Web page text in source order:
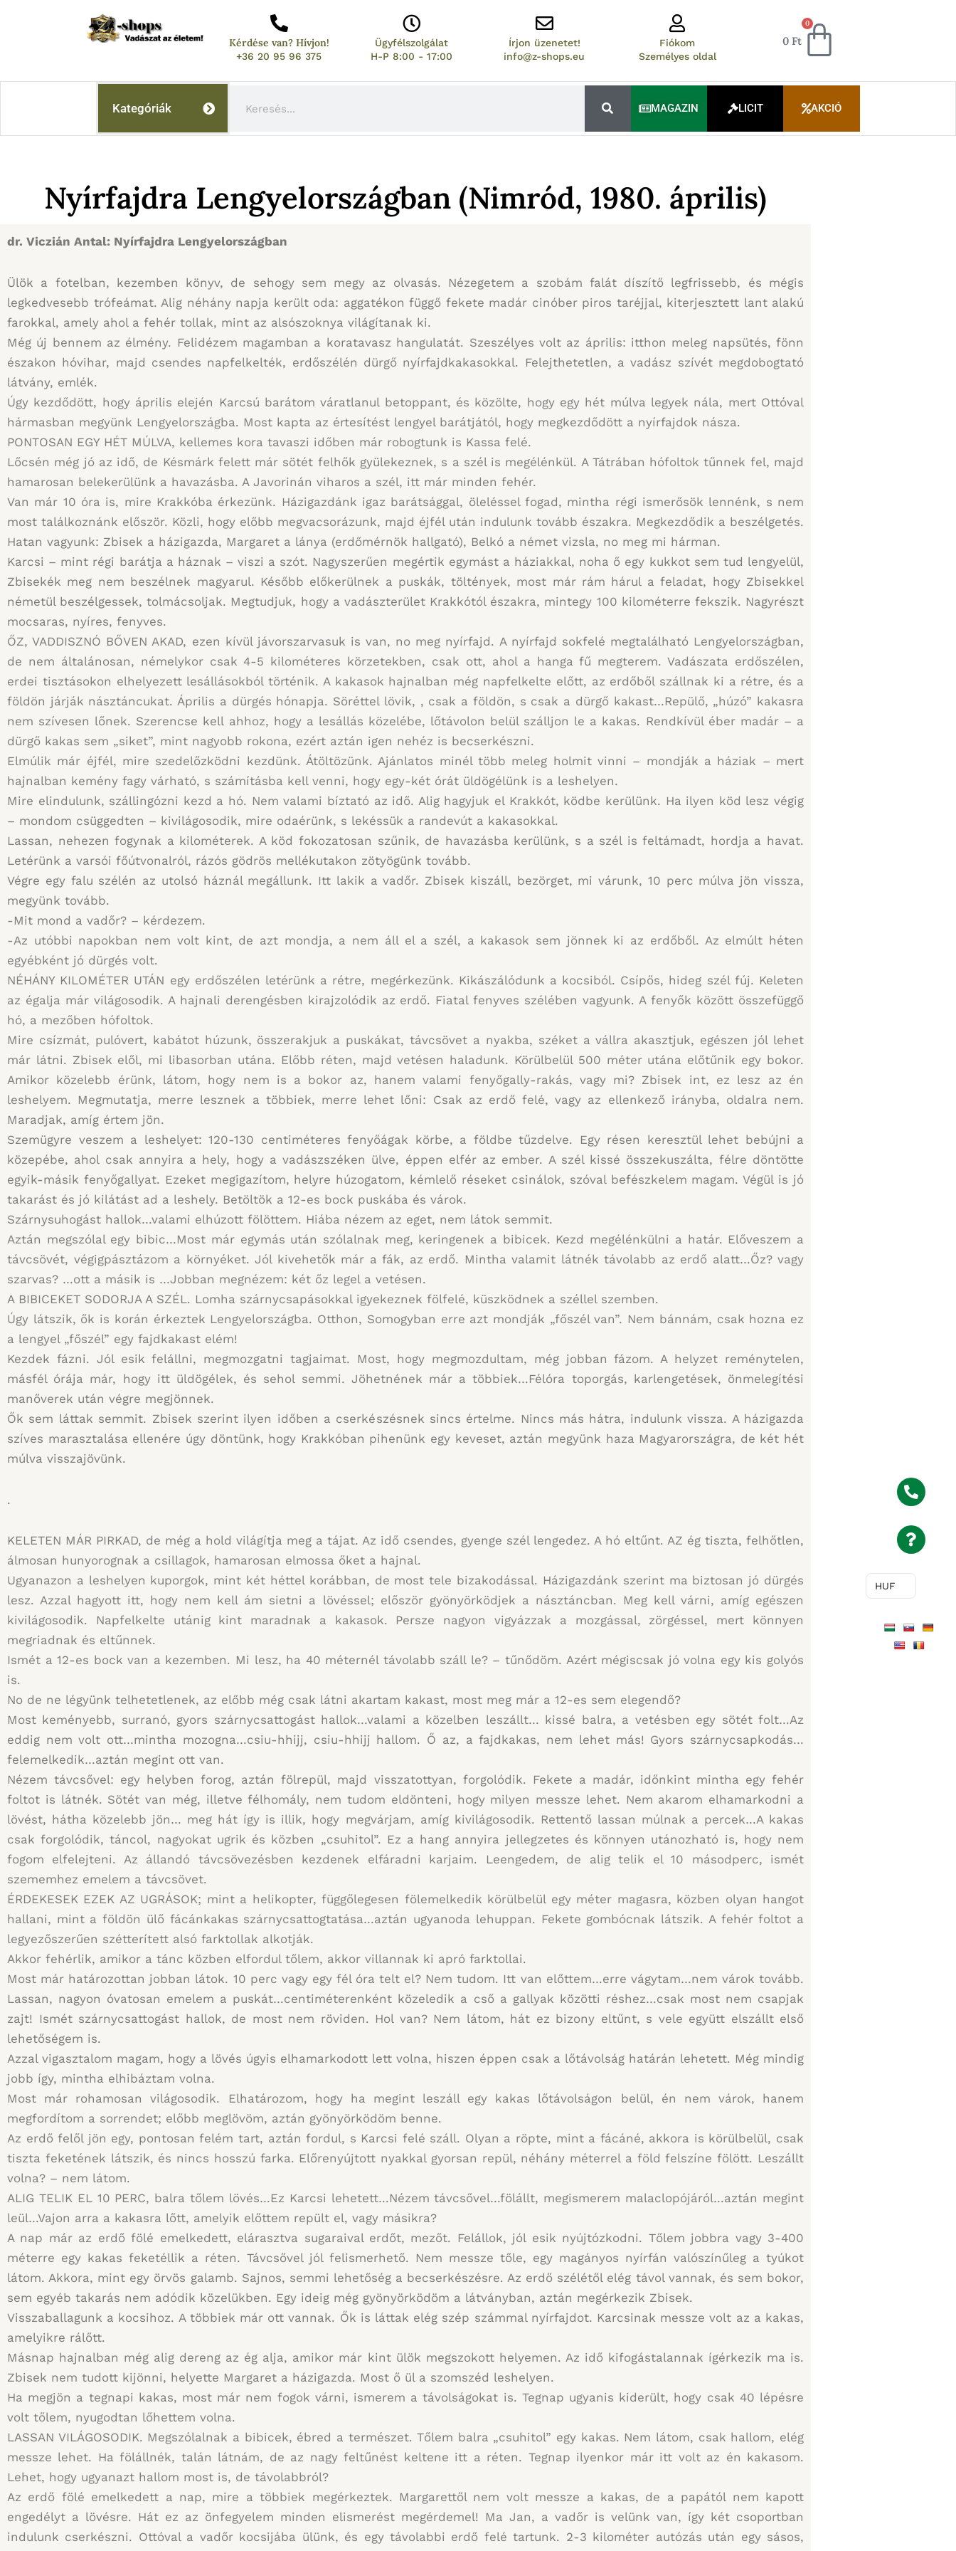
Kérdése van? Hívjon!
+36 20 95 96 375
Ügyfélszolgálat
H-P 8:00 - 17:00
Írjon üzenetet!
info@z-shops.eu
Fiókom
Személyes oldal
0 Ft
0
Kosár
Kategóriák MAGAZIN LICIT AKCIÓ
Nyírfajdra Lengyelországban (Nimród, 1980. április)
dr. Viczián Antal: Nyírfajdra Lengyelországban
Ülök a fotelban, kezemben könyv, de sehogy sem megy az olvasás. Nézegetem a szobám falát díszítő legfrissebb, és mégis
legkedvesebb trófeámat. Alig néhány napja került oda: aggatékon függő fekete madár cinóber piros taréjjal, kiterjesztett lant alakú
farokkal, amely ahol a fehér tollak, mint az alsószoknya világítanak ki.
Még új bennem az élmény. Felidézem magamban a koratavasz hangulatát. Szeszélyes volt az április: itthon meleg napsütés, fönn
északon hóvihar, majd csendes napfelkelték, erdőszélén dürgő nyírfajdkakasokkal. Felejthetetlen, a vadász szívét megdobogtató
látvány, emlék.
Úgy kezdődött, hogy április elején Karcsú barátom váratlanul betoppant, és közölte, hogy egy hét múlva legyek nála, mert Ottóval
hármasban megyünk Lengyelországba. Most kapta az értesítést lengyel barátjától, hogy megkezdődött a nyírfajdok násza.
PONTOSAN EGY HÉT MÚLVA, kellemes kora tavaszi időben már robogtunk is Kassa felé.
Lőcsén még jó az idő, de Késmárk felett már sötét felhők gyülekeznek, s a szél is megélénkül. A Tátrában hófoltok tűnnek fel, majd
hamarosan belekerülünk a havazásba. A Javorinán viharos a szél, itt már minden fehér.
Van már 10 óra is, mire Krakkóba érkezünk. Házigazdánk igaz barátsággal, öleléssel fogad, mintha régi ismerősök lennénk, s nem
most találkoznánk először. Közli, hogy előbb megvacsorázunk, majd éjfél után indulunk tovább északra. Megkezdődik a beszélgetés.
Hatan vagyunk: Zbisek a házigazda, Margaret a lánya (erdőmérnök hallgató), Belkó a német vizsla, no meg mi hárman.
Karcsi – mint régi barátja a háznak – viszi a szót. Nagyszerűen megértik egymást a háziakkal, noha ő egy kukkot sem tud lengyelül,
Zbisekék meg nem beszélnek magyarul. Később előkerülnek a puskák, töltények, most már rám hárul a feladat, hogy Zbisekkel
németül beszélgessek, tolmácsoljak. Megtudjuk, hogy a vadászterület Krakkótól északra, mintegy 100 kilométerre fekszik. Nagyrészt
mocsaras, nyíres, fenyves.
ŐZ, VADDISZNÓ BŐVEN AKAD, ezen kívül jávorszarvasuk is van, no meg nyírfajd. A nyírfajd sokfelé megtalálható Lengyelországban,
de nem általánosan, némelykor csak 4-5 kilométeres körzetekben, csak ott, ahol a hanga fű megterem. Vadászata erdőszélen,
erdei tisztásokon elhelyezett lesállásokból történik. A kakasok hajnalban még napfelkelte előtt, az erdőből szállnak ki a rétre, és a
földön járják násztáncukat. Április a dürgés hónapja. Söréttel lövik, , csak a földön, s csak a dürgő kakast…Repülő, „húzó” kakasra
nem szívesen lőnek. Szerencse kell ahhoz, hogy a lesállás közelébe, lőtávolon belül szálljon le a kakas. Rendkívül éber madár – a
dürgő kakas sem „siket”, mint nagyobb rokona, ezért aztán igen nehéz is becserkészni.
Elmúlik már éjfél, mire szedelőzködni kezdünk. Átöltözünk. Ajánlatos minél több meleg holmit vinni – mondják a háziak – mert
hajnalban kemény fagy várható, s számításba kell venni, hogy egy-két órát üldögélünk is a leshelyen.
Mire elindulunk, szállingózni kezd a hó. Nem valami bíztató az idő. Alig hagyjuk el Krakkót, ködbe kerülünk. Ha ilyen köd lesz végig
– mondom csüggedten – kivilágosodik, mire odaérünk, s lekéssük a randevút a kakasokkal.
Lassan, nehezen fogynak a kilométerek. A köd fokozatosan szűnik, de havazásba kerülünk, s a szél is feltámadt, hordja a havat.
Letérünk a varsói főútvonalról, rázós gödrös mellékutakon zötyögünk tovább.
Végre egy falu szélén az utolsó háznál megállunk. Itt lakik a vadőr. Zbisek kiszáll, bezörget, mi várunk, 10 perc múlva jön vissza,
megyünk tovább.
-Mit mond a vadőr? – kérdezem.
-Az utóbbi napokban nem volt kint, de azt mondja, a nem áll el a szél, a kakasok sem jönnek ki az erdőből. Az elmúlt héten
egyébként jó dürgés volt.
NÉHÁNY KILOMÉTER UTÁN egy erdőszélen letérünk a rétre, megérkezünk. Kikászálódunk a kocsiból. Csípős, hideg szél fúj. Keleten
az égalja már világosodik. A hajnali derengésben kirajzolódik az erdő. Fiatal fenyves szélében vagyunk. A fenyők között összefüggő
hó, a mezőben hófoltok.
Mire csízmát, pulóvert, kabátot húzunk, összerakjuk a puskákat, távcsövet a nyakba, széket a vállra akasztjuk, egészen jól lehet
már látni. Zbisek elől, mi libasorban utána. Előbb réten, majd vetésen haladunk. Körülbelül 500 méter utána előtűnik egy bokor.
Amikor közelebb érünk, látom, hogy nem is a bokor az, hanem valami fenyőgally-rakás, vagy mi? Zbisek int, ez lesz az én
leshelyem. Megmutatja, merre lesznek a többiek, merre lehet lőni: Csak az erdő felé, vagy az ellenkező irányba, oldalra nem.
Maradjak, amíg értem jön.
Szemügyre veszem a leshelyet: 120-130 centiméteres fenyőágak körbe, a földbe tűzdelve. Egy résen keresztül lehet bebújni a
közepébe, ahol csak annyira a hely, hogy a vadászszéken ülve, éppen elfér az ember. A szél kissé összekuszálta, félre döntötte
egyik-másik fenyőgallyat. Ezeket megigazítom, helyre húzogatom, kémlelő réseket csinálok, szóval befészkelem magam. Végül is jó
takarást és jó kilátást ad a leshely. Betöltök a 12-es bock puskába és várok.
Szárnysuhogást hallok…valami elhúzott fölöttem. Hiába nézem az eget, nem látok semmit.
Aztán megszólal egy bibic…Most már egymás után szólalnak meg, keringenek a bibicek. Kezd megélénkülni a határ. Előveszem a
távcsövét, végigpásztázom a környéket. Jól kivehetők már a fák, az erdő. Mintha valamit látnék távolabb az erdő alatt…Őz? vagy
szarvas? …ott a másik is …Jobban megnézem: két őz legel a vetésen.
A BIBICEKET SODORJA A SZÉL. Lomha szárnycsapásokkal igyekeznek fölfelé, küszködnek a széllel szemben.
Úgy látszik, ők is korán érkeztek Lengyelországba. Otthon, Somogyban erre azt mondják „főszél van”. Nem bánnám, csak hozna ez
a lengyel „főszél” egy fajdkakast elém!
Kezdek fázni. Jól esik felállni, megmozgatni tagjaimat. Most, hogy megmozdultam, még jobban fázom. A helyzet reménytelen,
másfél órája már, hogy itt üldögélek, és sehol semmi. Jöhetnének már a többiek…Félóra toporgás, karlengetések, önmelegítési
manőverek után végre megjönnek.
Ők sem láttak semmit. Zbisek szerint ilyen időben a cserkészésnek sincs értelme. Nincs más hátra, indulunk vissza. A házigazda
szíves marasztalása ellenére úgy döntünk, hogy Krakkóban pihenünk egy keveset, aztán megyünk haza Magyarországra, de két hét
múlva visszajövünk.
.
KELETEN MÁR PIRKAD, de még a hold világítja meg a tájat. Az idő csendes, gyenge szél lengedez. A hó eltűnt. AZ ég tiszta, felhőtlen,
álmosan hunyorognak a csillagok, hamarosan elmossa őket a hajnal.
Ugyanazon a leshelyen kuporgok, mint két héttel korábban, de most tele bizakodással. Házigazdánk szerint ma biztosan jó dürgés
lesz. Azzal hagyott itt, hogy nem kell ám sietni a lövéssel; először gyönyörködjek a násztáncban. Meg kell várni, amíg egészen
kivilágosodik. Napfelkelte utánig kint maradnak a kakasok. Persze nagyon vigyázzak a mozgással, zörgéssel, mert könnyen
megriadnak és eltűnnek.
Ismét a 12-es bock van a kezemben. Mi lesz, ha 40 méternél távolabb száll le? – tűnődöm. Azért mégiscsak jó volna egy kis golyós
is.
No de ne légyünk telhetetlenek, az előbb még csak látni akartam kakast, most meg már a 12-es sem elegendő?
Most keményebb, surranó, gyors szárnycsattogást hallok…valami a közelben leszállt… kissé balra, a vetésben egy sötét folt…Az
eddig nem volt ott…mintha mozogna…csiu-hhijj, csiu-hhijj hallom. Ő az, a fajdkakas, nem lehet más! Gyors szárnycsapkodás…
felemelkedik…aztán megint ott van.
Nézem távcsővel: egy helyben forog, aztán fölrepül, majd visszatottyan, forgolódik. Fekete a madár, időnkint mintha egy fehér
foltot is látnék. Sötét van még, illetve félhomály, nem tudom eldönteni, hogy milyen messze lehet. Nem akarom elhamarkodni a
lövést, hátha közelebb jön… meg hát így is illik, hogy megvárjam, amíg kivilágosodik. Rettentő lassan múlnak a percek…A kakas
csak forgolódik, táncol, nagyokat ugrik és közben „csuhitol”. Ez a hang annyira jellegzetes és könnyen utánozható is, hogy nem
fogom elfelejteni. Az állandó távcsövezésben kezdenek elfáradni karjaim. Leengedem, de alig telik el 10 másodperc, ismét
szememhez emelem a távcsövet.
ÉRDEKESEK EZEK AZ UGRÁSOK; mint a helikopter, függőlegesen fölemelkedik körülbelül egy méter magasra, közben olyan hangot
hallani, mint a földön ülő fácánkakas szárnycsattogtatása…aztán ugyanoda lehuppan. Fekete gombócnak látszik. A fehér foltot a
legyezőszerűen szétterített alsó farktollak alkotják.
Akkor fehérlik, amikor a tánc közben elfordul tőlem, akkor villannak ki apró farktollai.
Most már határozottan jobban látok. 10 perc vagy egy fél óra telt el? Nem tudom. Itt van előttem…erre vágytam…nem várok tovább.
Lassan, nagyon óvatosan emelem a puskát…centiméterenként közeledik a cső a gallyak közötti réshez…csak most nem csapjak
zajt! Ismét szárnycsattogást hallok, de most nem röviden. Hol van? Nem látom, hát ez bizony eltűnt, s vele együtt elszállt első
lehetőségem is.
Azzal vigasztalom magam, hogy a lövés úgyis elhamarkodott lett volna, hiszen éppen csak a lőtávolság határán lehetett. Még mindig
jobb így, mintha elhibáztam volna.
Most már rohamosan világosodik. Elhatározom, hogy ha megint leszáll egy kakas lőtávolságon belül, én nem várok, hanem
megfordítom a sorrendet; előbb meglövöm, aztán gyönyörködöm benne.
Az erdő felől jön egy, pontosan felém tart, aztán fordul, s Karcsi felé száll. Olyan a röpte, mint a fácáné, akkora is körülbelül, csak
tiszta feketének látszik, és nincs hosszú farka. Előrenyújtott nyakkal gyorsan repül, néhány méterrel a föld felszíne fölött. Leszállt
volna? – nem látom.
ALIG TELIK EL 10 PERC, balra tőlem lövés…Ez Karcsi lehetett…Nézem távcsővel…fölállt, megismerem malaclopójáról…aztán megint
leül…Vajon arra a kakasra lőtt, amelyik előttem repült el, vagy másikra?
A nap már az erdő fölé emelkedett, elárasztva sugaraival erdőt, mezőt. Felállok, jól esik nyújtózkodni. Tőlem jobbra vagy 3-400
méterre egy kakas feketéllik a réten. Távcsővel jól felismerhető. Nem messze tőle, egy magányos nyírfán valószínűleg a tyúkot
látom. Akkora, mint egy örvös galamb. Sajnos, semmi lehetőség a becserkészésre. Az erdő szélétől elég távol vannak, és sem bokor,
sem egyéb takarás nem adódik közelükben. Egy ideig még gyönyörködöm a látványban, aztán megérkezik Zbisek.
Visszaballagunk a kocsihoz. A többiek már ott vannak. Ők is láttak elég szép számmal nyírfajdot. Karcsinak messze volt az a kakas,
amelyikre rálőtt.
Másnap hajnalban még alig dereng az ég alja, amikor már kint ülök megszokott helyemen. Az idő kifogástalannak ígérkezik ma is.
Zbisek nem tudott kijönni, helyette Margaret a házigazda. Most ő ül a szomszéd leshelyen.
Ha megjön a tegnapi kakas, most már nem fogok várni, ismerem a távolságokat is. Tegnap ugyanis kiderült, hogy csak 40 lépésre
volt tőlem, nyugodtan lőhettem volna.
LASSAN VILÁGOSODIK. Megszólalnak a bibicek, ébred a természet. Tőlem balra „csuhitol” egy kakas. Nem látom, csak hallom, elég
messze lehet. Ha fölállnék, talán látnám, de az nagy feltűnést keltene itt a réten. Tegnap ilyenkor már itt volt az én kakasom.
Lehet, hogy ugyanazt hallom most is, de távolabbról?
Az erdő fölé emelkedett a nap, mire a többiek megérkeztek. Margarettől nem volt messze a kakas, de a papától nem kapott
engedélyt a lövésre. Hát ez az önfegyelem minden elismerést megérdemel! Ma Jan, a vadőr is velünk van, így két csoportban
indulunk cserkészni. Ottóval a vadőr kocsijába ülünk, és egy távolabbi erdő felé tartunk. 2-3 kilométer autózás után egy sásos,
HUF